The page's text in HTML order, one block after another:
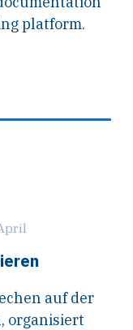
platform.
auf der
organisiert